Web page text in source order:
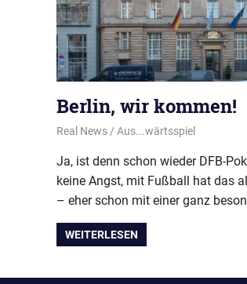
Berlin, wir kommen!
16. November 2022
Real News Aus...wärtsspiel
Ja, ist denn schon wieder DFB-
keine Angst, mit Fußball hat das
– eher schon mit einer ganz
WEITERLESEN